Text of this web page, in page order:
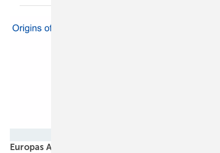
Europas Abhängigkeit von russischem Uran